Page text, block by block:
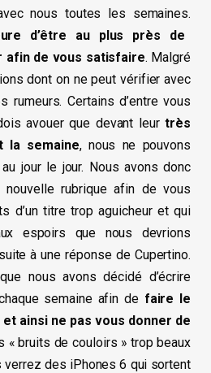
nous toutes les semaines.
d’être au plus près de
afin de vous satisfaire. Malgré
dont on ne peut vérifier avec
rumeurs. Certains d’entre vous
avouer que devant leurtrès
la semaine, nous ne pouvons
jour le jour. Nous avons donc
rubrique afin de vous
d’un titre trop aguicheur et qui
espoirs que nous devrions
à une réponse de Cupertino.
nous avons décidé d’écrire
semaine afin de faire le
ainsi ne pas vous donner de
« bruits de couloirs » trop beaux
verrez des iPhones 6 qui sortent